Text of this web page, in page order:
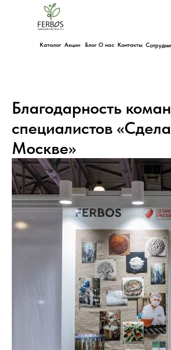
Каталог Акции Блог О нас Контакты
Благодарность
специалистов
Москве»